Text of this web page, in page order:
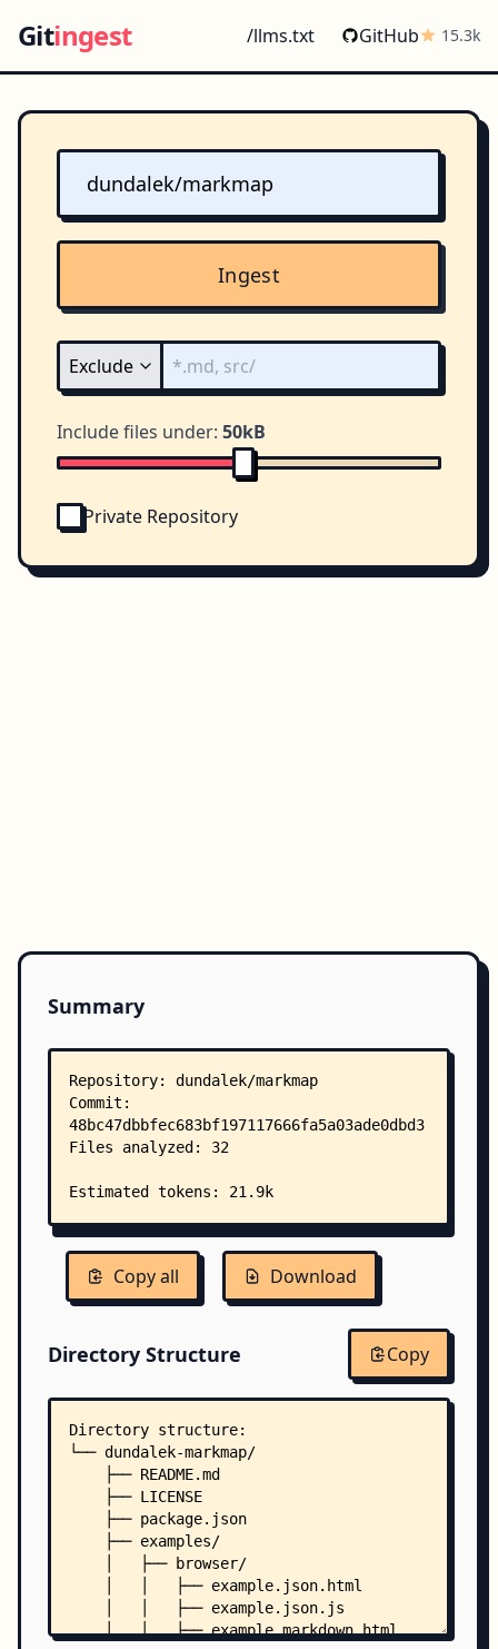
Gitingest /llms.txt GitHub 15.3k
Ingest
Include files under: 50kB
Private Repository
Summary
Copy all Download
Directory Structure Copy
Directory structure:
└── dundalek-markmap/
    ├── README.md
    ├── LICENSE
    ├── package.json
    ├── examples/
    │   ├── browser/
    │   │   ├── example.json.html
    │   │   ├── example.json.js
    │   │   ├── example.markdown.html